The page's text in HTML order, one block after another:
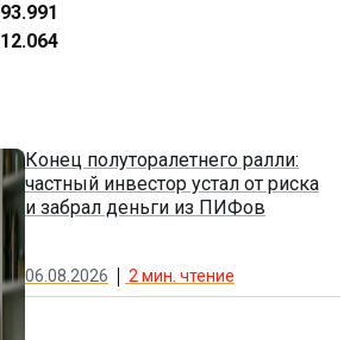
93.991
12.064
Конец полуторалетнего ралли:
частный инвестор устал от риска
и забрал деньги из ПИФов
06.08.2026 2 мин. чтение